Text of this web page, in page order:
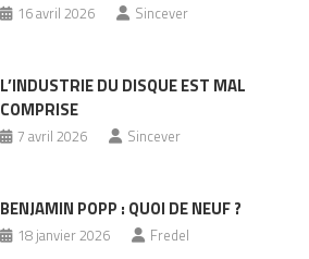
16 avril 2026 Sincever
L’INDUSTRIE DU DISQUE EST MAL
COMPRISE
7 avril 2026 Sincever
BENJAMIN POPP : QUOI DE NEUF ?
18 janvier 2026 Fredel